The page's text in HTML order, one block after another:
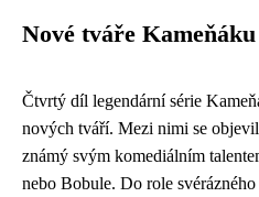
Nové tváře
Čtvrtý díl legendární série
nových tváří. Mezi nimi se
známý svým komediálním
nebo Bobule. Do role svérázného